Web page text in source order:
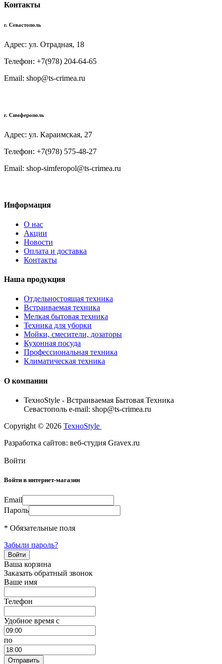
Контакты
г. Севастополь
Адрес: ул. Отрадная, 18
Телефон: +7(978) 204-64-65
Email: shop@ts-crimea.ru
г. Симферополь
Адрес: ул. Караимская, 27
Телефон: +7(978) 575-48-27
Email: shop-simferopol@ts-crimea.ru
Информация
О нас
Акции
Новости
Оплата и доставка
Контакты
Наша продукция
Отдельностоящая техника
Встраиваемая техника
Мелкая бытовая техника
Техника для уборки
Мойки, смесители, дозаторы
Кухонная посуда
Профессиональная техника
Климатическая техника
О компании
TexноStyle - Встраиваемая Бытовая Техника
Севастополь e-mail: shop@ts-crimea.ru
Copyright © 2026 TexноStyle
Разработка сайтов: веб-студия Gravex.ru
Войти
Войти в интернет-магазин
Email
Пароль
* Обязательные поля
Забыли пароль?
Ваша корзина
Заказать обратный звонок
Ваше имя
Телефон
Удобное время c
по